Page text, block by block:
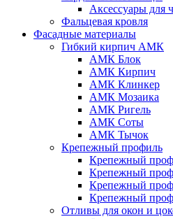
Аксессуары для
Фальцевая кровля
Фасадные материалы
Гибкий кирпич АМК
АМК Блок
АМК Кирпич
АМК Клинкер
АМК Мозаика
АМК Ригель
АМК Соты
АМК Тычок
Крепежный профиль
Крепежный
Крепежный
Крепежный
Крепежный
Отливы для окон и